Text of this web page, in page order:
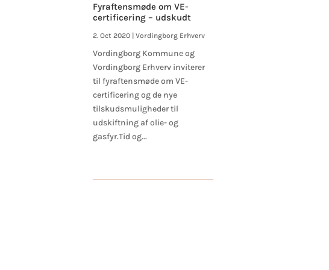
Fyraftensmøde om VE-
certificering – udskudt
2. Oct 2020| Vordingborg Erhverv
Vordingborg Kommune og
Vordingborg Erhverv inviterer
til fyraftensmøde om VE-
certificering og de nye
tilskudsmuligheder til
udskiftning af olie- og
gasfyr.Tid og...